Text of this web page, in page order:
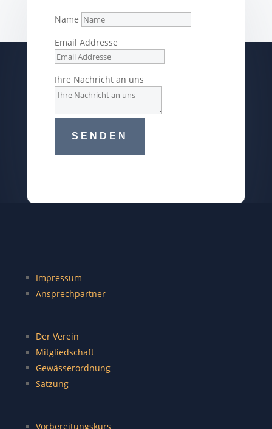
Name
Email Addresse
Ihre Nachricht an uns
SENDEN
Impressum
Ansprechpartner
Der Verein
Mitgliedschaft
Gewässerordnung
Satzung
Vorbereitungskurs